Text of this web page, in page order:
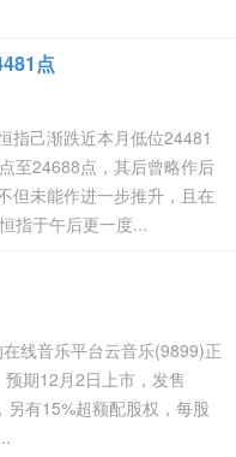
点
指己渐跌近本月低位24481
至24688点，其后曾略作后
但未能作进一步推升，且在
指于午后更一度...
线音乐平台云音乐(9899)正
期12月2日上市，发售
有15%超额配股权，每股